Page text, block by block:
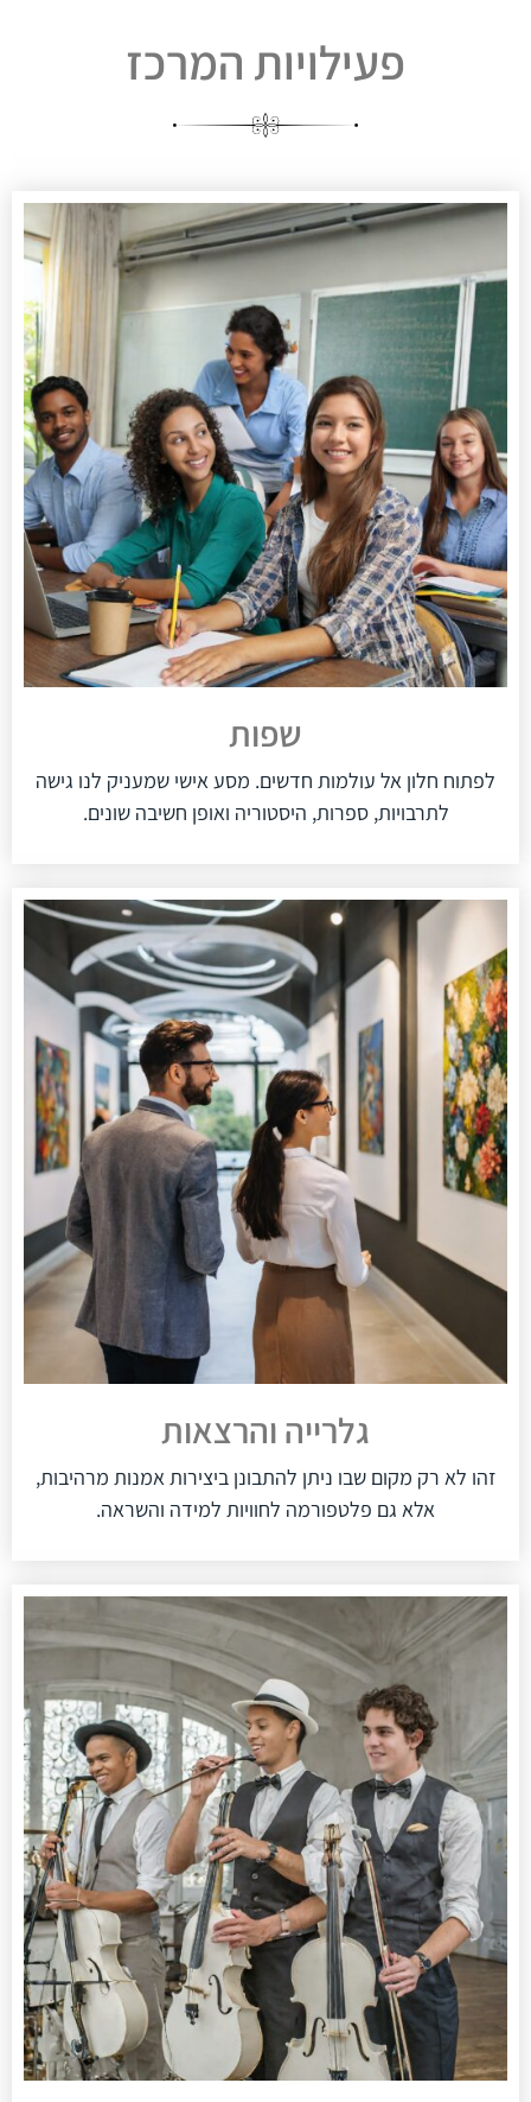
פעילויות המרכז
שפות
לפתוח חלון אל עולמות חדשים. מסע אישי שמעניק לנו גישה
לתרבויות, ספרות, היסטוריה ואופן חשיבה שונים.
גלרייה והרצאות
זהו לא רק מקום שבו ניתן להתבונן ביצירות אמנות מרהיבות,
אלא גם פלטפורמה לחוויות למידה והשראה.